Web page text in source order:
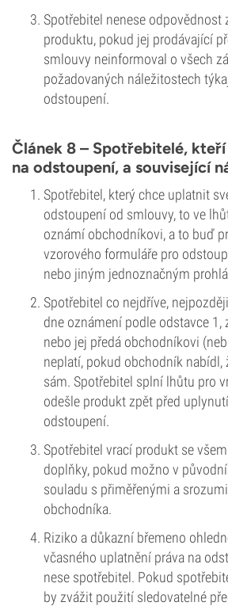
Spotřebitel nenese odpovědnost
produktu, pokud jej prodávající
smlouvy neinformoval o všech
požadovaných náležitostech
odstoupení.
Článek 8 – Spotřebitelé,
na odstoupení, a související
Spotřebitel, který chce uplatnit
odstoupení od smlouvy, to ve
oznámí obchodníkovi, a to buď
vzorového formuláře pro
nebo jiným jednoznačným
Spotřebitel co nejdříve,
dne oznámení podle odstavce 1,
nebo jej předá obchodníkovi
neplatí, pokud obchodník nabídl,
sám. Spotřebitel splní lhůtu pro
odešle produkt zpět před
odstoupení.
Spotřebitel vrací produkt se
doplňky, pokud možno v
souladu s přiměřenými a
obchodníka.
Riziko a důkazní břemeno
včasného uplatnění práva na
nese spotřebitel. Pokud
by zvážit použití sledovatelné